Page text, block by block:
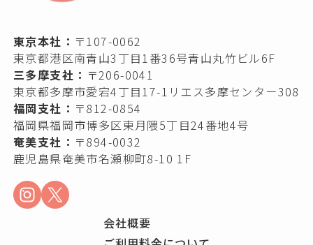
東京本社： 〒107-0062
東京都港区南青山3丁目1番36号青山丸竹ビル6F
三多摩支社： 〒206-0041
東京都多摩市愛宕4丁目17-1リエス多摩センター308
福岡支社： 〒812-0854
福岡県福岡市博多区東月隈5丁目24番地4号
奄美支社： 〒894-0032
鹿児島県奄美市名瀬柳町8-10 1F
会社概要